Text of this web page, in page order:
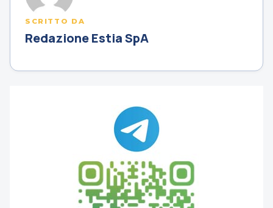
SCRITTO DA
Redazione Estia SpA